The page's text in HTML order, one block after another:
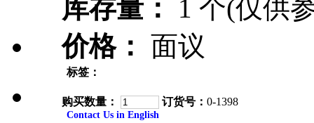
库存量：
1 个(仅供
价格： 面议
标签：
购买数量： 订货号： 0-1398
Contact Us in English